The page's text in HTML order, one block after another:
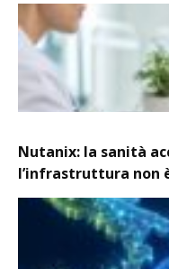
Nutanix: la sanità
l’infrastruttura non